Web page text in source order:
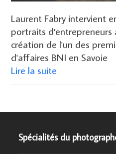
Laurent Fabry intervient
portraits d'entrepreneurs
création de l'un des
d'affaires BNI en Savoie
Lire la suite
Spécialités du